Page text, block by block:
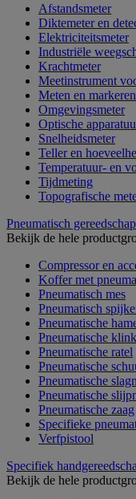
Afstandsmeter
Diktemeter en
Elektriciteitsmeter
Industriële
Krachtmeter
Meetinstrument
Meten en markeren
Omgevingsmeter
Optische
Snelheidsmeter
Teller en
Temperatuur- en
Tijdmeting
Topografische
Pneumatisch gereedschap
Bekijk de hele
Compressor en
Koffer met
Pneumatisch mes
Pneumatisch
Pneumatische
Pneumatische
Pneumatische ratel
Pneumatische
Pneumatische
Pneumatische
Pneumatische zaag
Specifieke
Verfpistool
Specifiek
Bekijk de hele